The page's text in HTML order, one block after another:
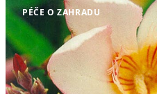
PÉČE O ZAHRADU